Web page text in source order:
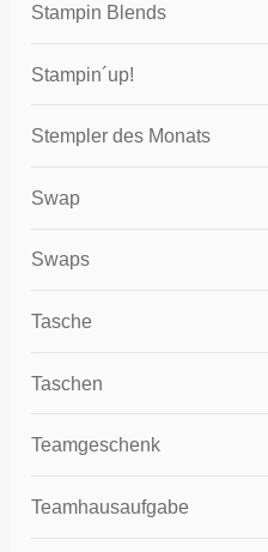
Stampin Blends
Stampin´up!
Stempler des Monats
Swap
Swaps
Tasche
Taschen
Teamgeschenk
Teamhausaufgabe